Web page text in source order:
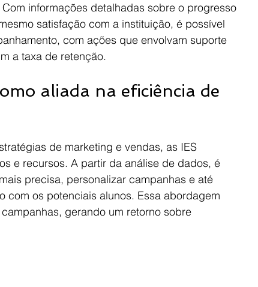
informações detalhadas sobre o progresso
satisfação com a instituição, é possível
com ações que envolvam suporte
a taxa de retenção.
aliada na eficiência de
de marketing e vendas, as IES
e recursos. A partir da análise de dados, é
precisa, personalizar campanhas e até
com os potenciais alunos. Essa abordagem
gerando um retorno sobre